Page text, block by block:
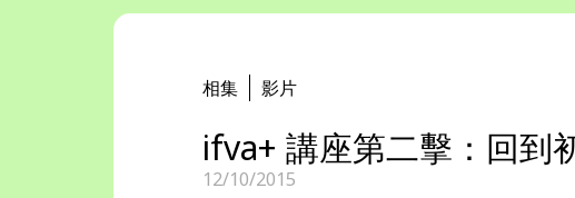
相集 影片
ifva+ 講座第二擊：回到
12/10/2015